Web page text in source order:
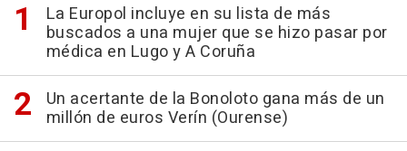
La Europol incluye en su lista de más
buscados a una mujer que se hizo pasar por
médica en Lugo y A Coruña
Un acertante de la Bonoloto gana más de un
millón de euros Verín (Ourense)